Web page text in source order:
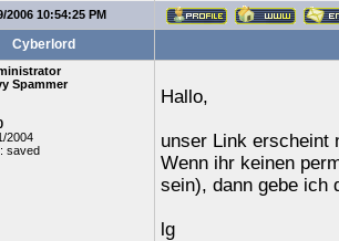
2006 10:54:25 PM
Cyberlord
Spammer
2004
saved
Hallo,
unser Link erscheint
Wenn ihr keinen
sein), dann gebe ich
lg